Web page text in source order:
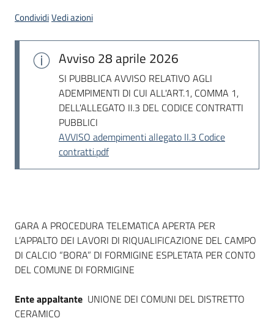
Seguici
CondividiVedi azioni
Avviso 28 aprile 2026
SI PUBBLICA AVVISO RELATIVO AGLI
ADEMPIMENTI DI CUI ALL'ART.1, COMMA 1,
DELL'ALLEGATO II.3 DEL CODICE CONTRATTI
PUBBLICI
AVVISO adempimenti allegato II.3 Codice
contratti.pdf
Dati del bando
GARA A PROCEDURA TELEMATICA APERTA PER
L’APPALTO DEI LAVORI DI RIQUALIFICAZIONE DEL CAMPO
DI CALCIO “BORA” DI FORMIGINE ESPLETATA PER CONTO
DEL COMUNE DI FORMIGINE
Ente appaltante UNIONE DEI COMUNI DEL DISTRETTO
CERAMICO